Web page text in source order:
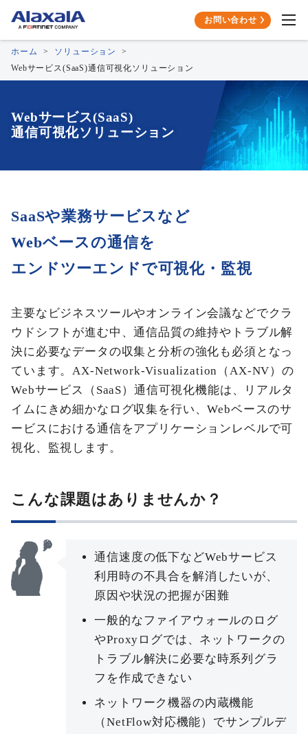
お問い合わせ
ホーム
ソリューション
Webサービス(SaaS)通信可視化ソリューション
Webサービス(SaaS)
通信可視化ソリューション
SaaSや業務サービスなど
Webベースの通信を
エンドツーエンドで可視化・監視
主要なビジネスツールやオンライン会議などでクラ
ウドシフトが進む中、通信品質の維持やトラブル解
決に必要なデータの収集と分析の強化も必須となっ
ています。AX-Network-Visualization（AX-NV）の
Webサービス（SaaS）通信可視化機能は、リアルタ
イムにきめ細かなログ収集を行い、Webベースのサ
ービスにおける通信をアプリケーションレベルで可
視化、監視します。
こんな課題はありませんか？
通信速度の低下などWebサービス
利用時の不具合を解消したいが、
原因や状況の把握が困難
一般的なファイアウォールのログ
やProxyログでは、ネットワークの
トラブル解決に必要な時系列グラ
フを作成できない
ネットワーク機器の内蔵機能
（NetFlow対応機能）でサンプルデ